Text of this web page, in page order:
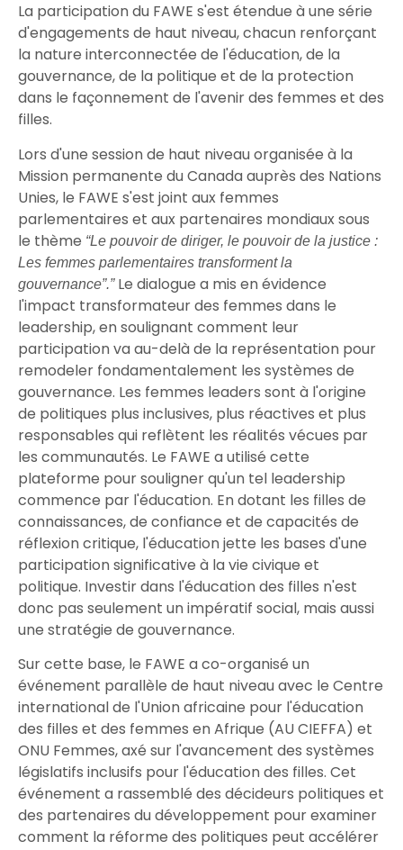
La participation du FAWE s'est étendue à une série
d'engagements de haut niveau, chacun renforçant
la nature interconnectée de l'éducation, de la
gouvernance, de la politique et de la protection
dans le façonnement de l'avenir des femmes et des
filles.
Lors d'une session de haut niveau organisée à la
Mission permanente du Canada auprès des Nations
Unies, le FAWE s'est joint aux femmes
parlementaires et aux partenaires mondiaux sous
le thème “Le pouvoir de diriger, le pouvoir de la justice :
Les femmes parlementaires transforment la
gouvernance”.”Le dialogue a mis en évidence
l'impact transformateur des femmes dans le
leadership, en soulignant comment leur
participation va au-delà de la représentation pour
remodeler fondamentalement les systèmes de
gouvernance. Les femmes leaders sont à l'origine
de politiques plus inclusives, plus réactives et plus
responsables qui reflètent les réalités vécues par
les communautés. Le FAWE a utilisé cette
plateforme pour souligner qu'un tel leadership
commence par l'éducation. En dotant les filles de
connaissances, de confiance et de capacités de
réflexion critique, l'éducation jette les bases d'une
participation significative à la vie civique et
politique. Investir dans l'éducation des filles n'est
donc pas seulement un impératif social, mais aussi
une stratégie de gouvernance.
Sur cette base, le FAWE a co-organisé un
événement parallèle de haut niveau avec le Centre
international de l'Union africaine pour l'éducation
des filles et des femmes en Afrique (AU CIEFFA) et
ONU Femmes, axé sur l'avancement des systèmes
législatifs inclusifs pour l'éducation des filles. Cet
événement a rassemblé des décideurs politiques et
des partenaires du développement pour examiner
comment la réforme des politiques peut accélérer